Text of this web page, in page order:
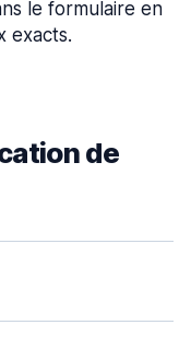
le formulaire en
exacts.
de